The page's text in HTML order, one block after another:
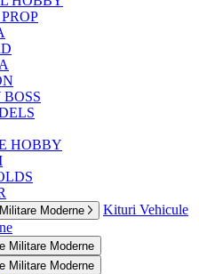
HOBBY
Moderne
Kituri Vehicule
Militare Moderne
Militare Moderne